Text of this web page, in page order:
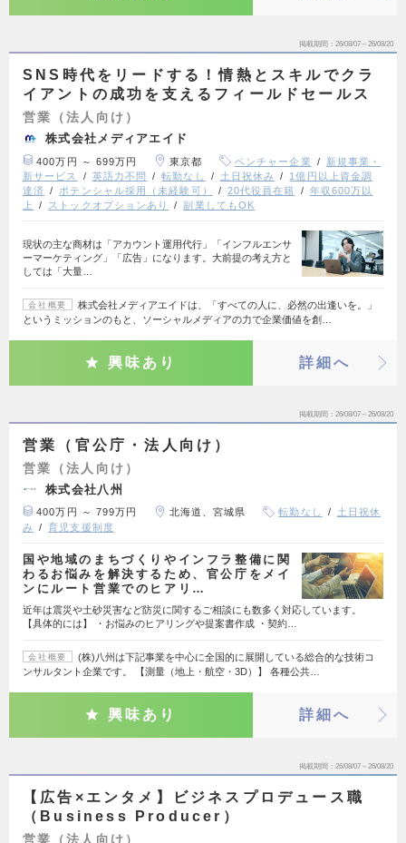
掲載期間 26/08/07～26/08/20
SNS時代をリードする！情熱とスキルでクラ
イアントの成功を支えるフィールドセールス
営業（法人向け）
株式会社メディアエイド
400万円 ～ 699万円 東京都 ベンチャー企業
新規事業・
新サービス
英語力不問 転勤なし 土日祝休み
1億円以上資金調
達済
ポテンシャル採用（未経験可） 20代役員在籍
年収600万以
上
ストックオプションあり 副業してもOK
現状の主な商材は「アカウント運用代行」「インフルエンサ
ーマーケティング」「広告」になります。大前提の考え方と
しては「大量…
会社概要
株式会社メディアエイドは、「すべての人に、必然の出逢いを。」
というミッションのもと、ソーシャルメディアの力で企業価値を創…
興味あり 詳細へ
掲載期間 26/08/07～26/08/20
営業（官公庁・法人向け）
営業（法人向け）
株式会社八州
400万円 ～ 799万円 北海道、宮城県 転勤なし
土日祝休
み
育児支援制度
国や地域のまちづくりやインフラ整備に関
わるお悩みを解決するため、官公庁をメイ
ンにルート営業でのヒアリ…
近年は震災や土砂災害など防災に関するご相談にも数多く対応しています。
【具体的には】 ・お悩みのヒアリングや提案書作成 ・契約…
会社概要
(株)八州は下記事業を中心に全国的に展開している総合的な技術コ
ンサルタント企業です。 【測量（地上・航空・3D）】 各種公共…
興味あり 詳細へ
掲載期間 26/08/07～26/08/20
【広告×エンタメ】ビジネスプロデュース職
（Business Producer）
営業（法人向け）